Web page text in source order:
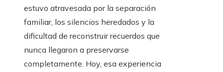
estuvo atravesada por la separación
familiar, los silencios heredados y la
dificultad de reconstruir recuerdos que
nunca llegaron a preservarse
completamente. Hoy, esa experiencia